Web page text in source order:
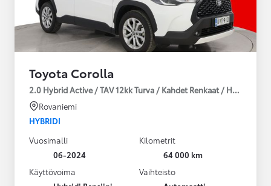
Toyota Corolla
2.0 Hybrid Active / TAV 12kk Turva / Kahdet Renkaat /
Rovaniemi
HYBRIDI
Vuosimalli
06-2024
Kilometrit
64 000 km
Käyttövoima
Vaihteisto